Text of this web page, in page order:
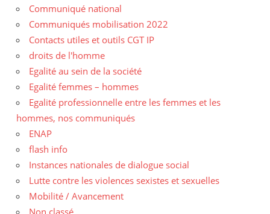
Communiqué national
Communiqués mobilisation 2022
Contacts utiles et outils CGT IP
droits de l'homme
Egalité au sein de la société
Egalité femmes – hommes
Egalité professionnelle entre les femmes et les
hommes, nos communiqués
ENAP
flash info
Instances nationales de dialogue social
Lutte contre les violences sexistes et sexuelles
Mobilité / Avancement